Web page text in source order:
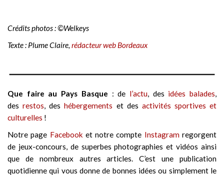
Crédits photos : ©Welkeys
Texte : Plume Claire, rédacteur web Bordeaux
Que faire au Pays Basque : de l’actu, des idées balades,
desrestos, deshébergements et des activités sportives et
culturelles !
Notre page Facebook et notre compte Instagramregorgent
de jeux-concours, de superbes photographies et vidéos ainsi
que de nombreux autres articles. C’est une publication
quotidienne qui vous donne de bonnes idées ou simplement le